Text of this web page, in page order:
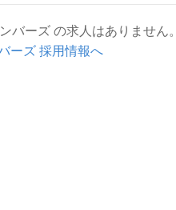
バーズ の求人はありません。
ーズ 採用情報へ